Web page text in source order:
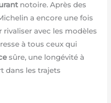
notoire. Après des
a encore une fois
avec les modèles
à tous ceux qui
sûre, une longévité à
dans les trajets